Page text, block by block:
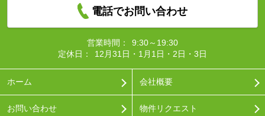
電話でお問い合わせ
営業時間：
9:30～19:30
定休日：
12月31日・1月1日・2日・3日
ホーム 会社概要
お問い合わせ 物件リクエスト